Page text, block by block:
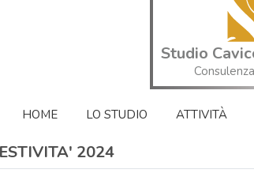
Studio
HOME LO STUDIO ATTIVITÀ
2024